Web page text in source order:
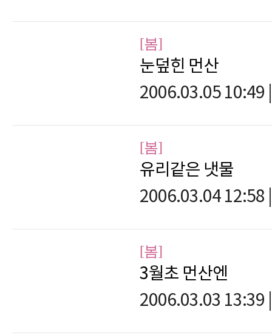
[봄]
눈덮힌 먼산
2006.03.05 10:49
[봄]
유리같은 냇물
2006.03.04 12:58
[봄]
3월초 먼산엔
2006.03.03 13:39